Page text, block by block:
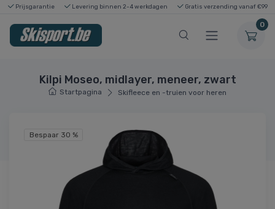
Prijsgarantie Levering binnen 2-4 werkdagen Gratis verzending vanaf €99
0
Kilpi Moseo, midlayer, meneer, zwart
Startpagina Skifleece en -truien voor heren
Bespaar 30 %